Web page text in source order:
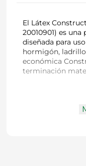
El Látex
20010901) es
diseñada para
hormigón, ladrillo
económica
terminación
Marca /